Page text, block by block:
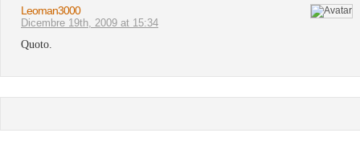
Leoman3000
Dicembre 19th, 2009 at 15:34
Quoto.